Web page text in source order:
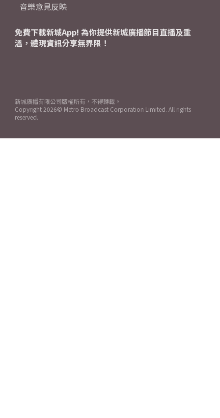
音樂意見反映
免費下載新城App! 為你提供新城廣播節目直播及重
溫，體現資訊分享無界限！
新城廣播有限公司版權所有，不得轉載。
Copyright 2026© Metro Broadcast Corporation Limited. All rights
reserved.